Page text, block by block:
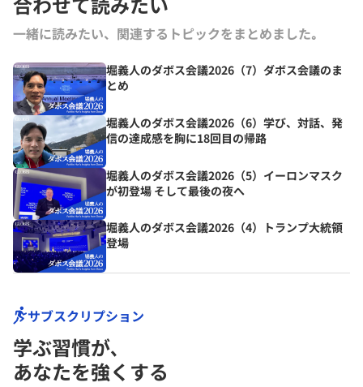
一緒に読みたい、関連するトピックをまとめました｡
堀義人のダボス会議2026（7）ダボス会議のま
とめ
堀義人のダボス会議2026（6）学び、対話、発
信の達成感を胸に18回目の帰路
堀義人のダボス会議2026（5）イーロンマスク
が初登場 そして最後の夜へ
堀義人のダボス会議2026（4）トランプ大統領
登場
サブスクリプション
学ぶ習慣が､
あなたを強くする